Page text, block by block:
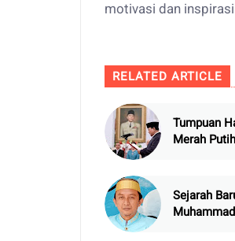
motivasi dan
RELATED ARTICLE
Tumpuan
Merah
Berkualitas
Sejarah